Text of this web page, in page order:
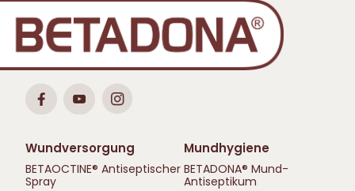
Wundversorgung
BETAOCTINE® Antiseptischer
Spray
Mundhygiene
BETADONA® Mund-
Antiseptikum